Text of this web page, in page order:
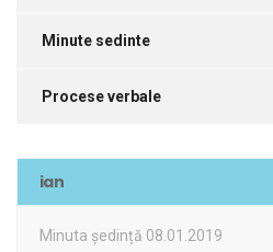
Minute sedinte
Procese verbale
ian
Minuta ședință 08.01.2019